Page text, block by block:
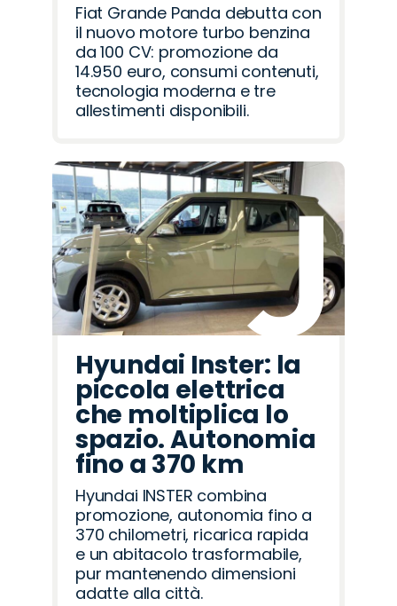
Fiat Grande Panda debutta con
il nuovo motore turbo benzina
da 100 CV: promozione da
14.950 euro, consumi contenuti,
tecnologia moderna e tre
allestimenti disponibili.
Hyundai Inster: la
piccola elettrica
che moltiplica lo
spazio. Autonomia
fino a 370 km
Hyundai INSTER combina
promozione, autonomia fino a
370 chilometri, ricarica rapida
e un abitacolo trasformabile,
pur mantenendo dimensioni
adatte alla città.